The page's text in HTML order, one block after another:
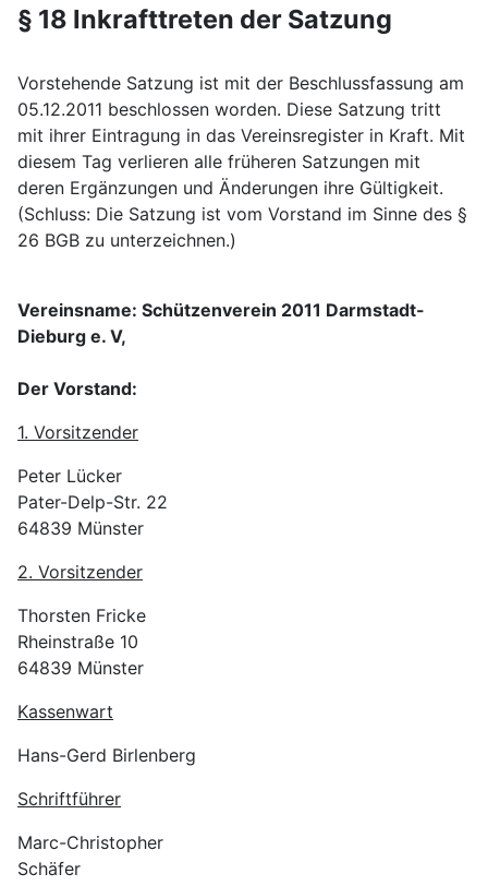
§ 18 Inkrafttreten der Satzung
Vorstehende Satzung ist mit der Beschlussfassung am
05.12.2011 beschlossen worden. Diese Satzung tritt
mit ihrer Eintragung in das Vereinsregister in Kraft. Mit
diesem Tag verlieren alle früheren Satzungen mit
deren Ergänzungen und Änderungen ihre Gültigkeit.
(Schluss: Die Satzung ist vom Vorstand im Sinne des §
26 BGB zu unterzeichnen.)
Vereinsname: Schützenverein 2011 Darmstadt-
Dieburg e. V,
Der Vorstand:
1. Vorsitzender
Peter Lücker
Pater-Delp-Str. 22
64839 Münster
2. Vorsitzender
Thorsten Fricke
Rheinstraße 10
64839 Münster
Kassenwart
Hans-Gerd Birlenberg
Schriftführer
Marc-Christopher
Schäfer